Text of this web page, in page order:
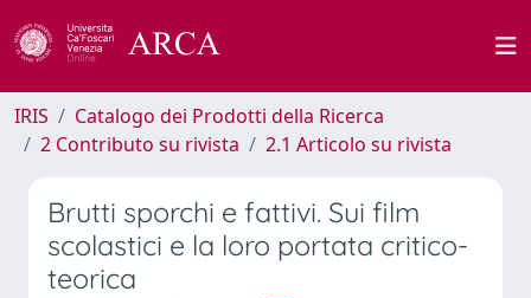
IRIS
Catalogo dei Prodotti della Ricerca
2 Contributo su rivista
2.1 Articolo su rivista
Brutti sporchi e fattivi. Sui film
scolastici e la loro portata critico-
teorica